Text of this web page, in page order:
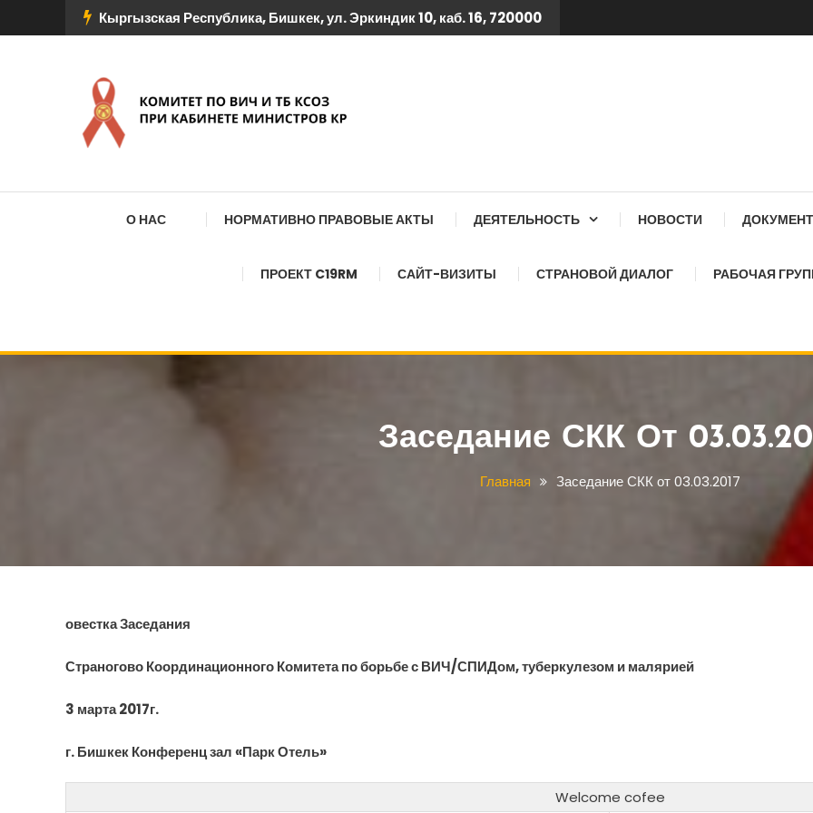
к
Кыргызская Республика, Бишкек, ул. Эркиндик 10, каб. 16, 720000
О НАС НОРМАТИВНО ПРАВОВЫЕ АКТЫ ДЕЯТЕЛЬНОСТЬ НОВОСТИ
ПРОЕКТ C19RM САЙТ-ВИЗИТЫ СТРАНОВОЙ ДИАЛОГ РАБОЧАЯ
Заседание СКК От
Главная Заседание СКК от 03.03.2017
овестка Заседания
Страногово Координационного Комитета по борьбе с ВИЧ/СПИДом, туберкулезом и малярией
3 марта 2017г.
г. Бишкек Конференц зал «Парк Отель»
Welcome cofee